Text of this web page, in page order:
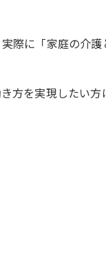
際に「家庭の介護
方を実現したい方